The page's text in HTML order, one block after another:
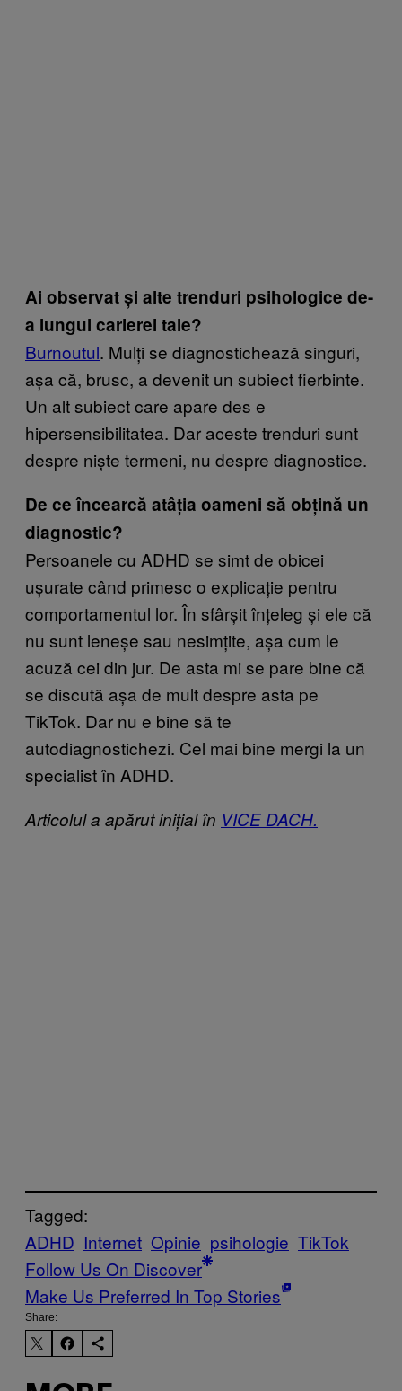
Ai observat și alte trenduri psihologice de-
a lungul carierei tale?
Burnoutul. Mulți se diagnostichează singuri,
așa că, brusc, a devenit un subiect fierbinte.
Un alt subiect care apare des e
hipersensibilitatea. Dar aceste trenduri sunt
despre niște termeni, nu despre diagnostice.
De ce încearcă atâția oameni să obțină un
diagnostic?
Persoanele cu ADHD se simt de obicei
ușurate când primesc o explicație pentru
comportamentul lor. În sfârșit înțeleg și ele că
nu sunt leneșe sau nesimțite, așa cum le
acuză cei din jur. De asta mi se pare bine că
se discută așa de mult despre asta pe
TikTok. Dar nu e bine să te
autodiagnostichezi. Cel mai bine mergi la un
specialist în ADHD.
Articolul a apărut inițial în VICE DACH.
Tagged:
ADHD Internet Opinie psihologie TikTok
Follow Us On Discover
Make Us Preferred In Top Stories
Share: